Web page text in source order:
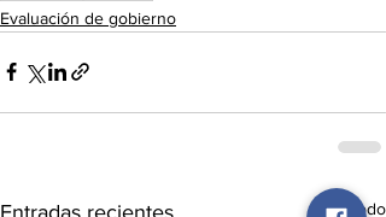
Evaluación de gobierno
Entradas recientes Ver todo